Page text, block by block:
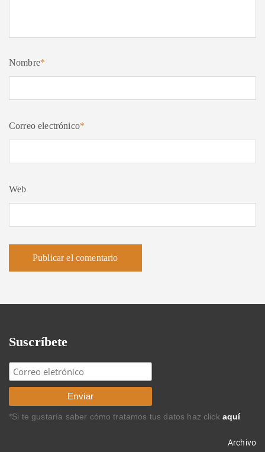
Nombre*
Correo electrónico*
Web
Suscríbete
*Si te gustaría saber cómo tratamos tus datos haz click aquí
Archivo